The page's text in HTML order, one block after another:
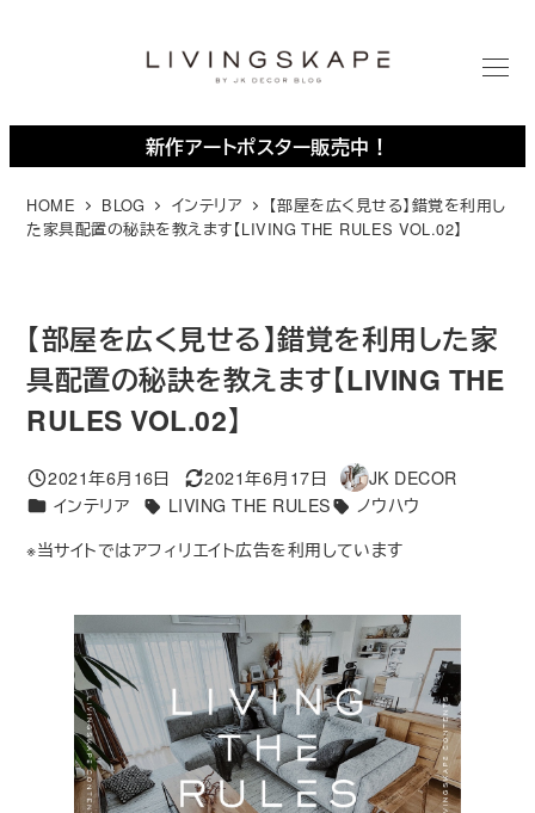
テ
ツ
新作アートポスター販売中！
HOME BLOG インテリア
【部屋を広く見せる】錯覚を利用し
た家具配置の秘訣を教えます【LIVING THE RULES VOL.02】
【部屋を広く見せる】錯覚を利用した家
具配置の秘訣を教えます【LIVING THE
RULES VOL.02】
投稿日
2021年6月16日 更新日
2021年6月17日
著
者
JK DECOR
カテゴリー
インテリア タグLIVING THE RULES
ノウハウ
※当サイトではアフィリエイト広告を利用しています